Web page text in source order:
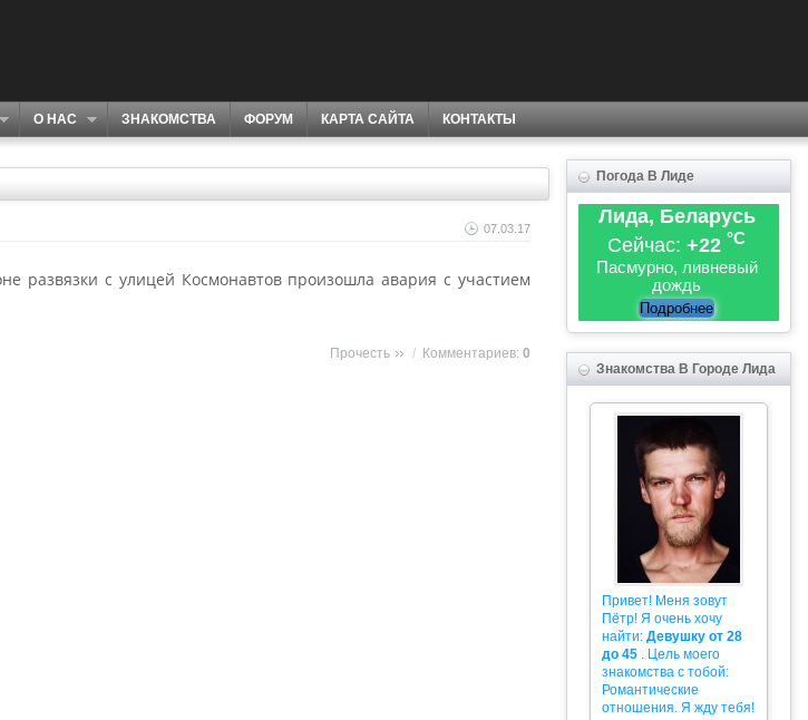
О НАС ЗНАКОМСТВА ФОРУМ КАРТА САЙТА КОНТАКТЫ
07.03.17
развязки с улицей Космонавтов произошла авария с участием
Прочесть / Комментариев: 0
Погода В Лиде
Лида, Беларусь
Сейчас: +22 °C
Пасмурно, ливневый
дождь
Подробнее
Знакомства В Городе Лида
Привет! Меня зовут
Пётр! Я очень хочу
найти: Девушку от 28
до 45 . Цель моего
знакомства с тобой:
Романтические
отношения. Я жду тебя!